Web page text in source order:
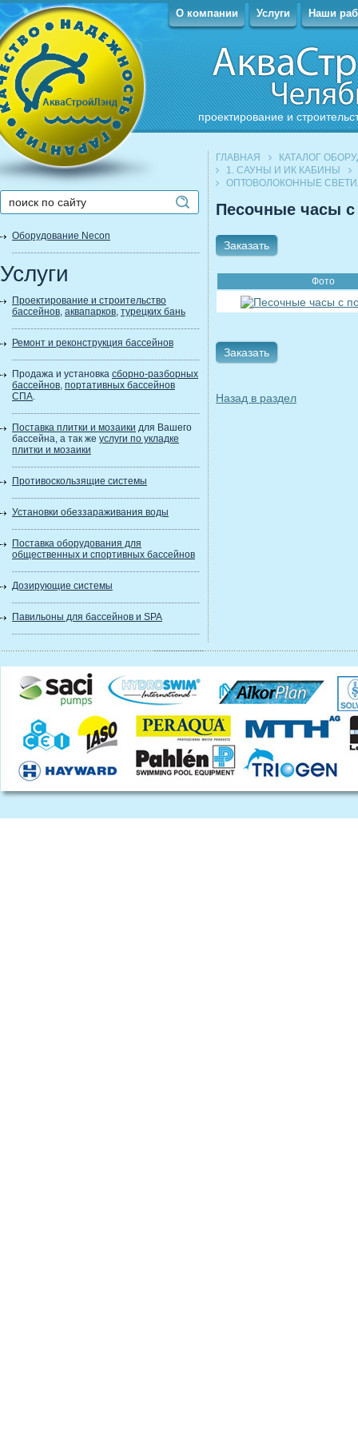
проектирование и
О компании Услуги Наши
Оборудование Necon
Услуги
Проектирование и строительство
бассейнов, аквапарков, турецких бань
Ремонт и реконструкция бассейнов
Продажа и установка сборно-разборных
бассейнов, портативных бассейнов
СПА.
Поставка плитки и мозаики для Вашего
бассейна, а так же услуги по укладке
плитки и мозаики
Противоскользящие системы
Установки обеззараживания воды
Поставка оборудования для
общественных и спортивных бассейнов
Дозирующие системы
Павильоны для бассейнов и SPA
ГЛАВНАЯ
КАТАЛОГ
1. САУНЫ И ИК КАБИНЫ
ОПТОВОЛОКОННЫЕ
Песочные часы с
Заказать
Фото
Заказать
Назад в раздел